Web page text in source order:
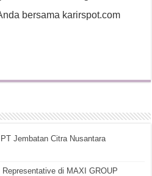
bersama karirspot.com
Jembatan Citra Nusantara
di MAXI GROUP